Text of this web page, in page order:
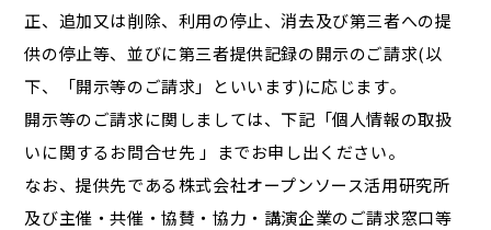
正、追加又は削除、利用の停止、消去及び第三者への提
供の停止等、並びに第三者提供記録の開示のご請求(以
下、「開示等のご請求」といいます)に応じます。
開示等のご請求に関しましては、下記「個人情報の取扱
いに関するお問合せ先 」までお申し出ください。
なお、提供先である株式会社オープンソース活用研究所
及び主催・共催・協賛・協力・講演企業のご請求窓口等